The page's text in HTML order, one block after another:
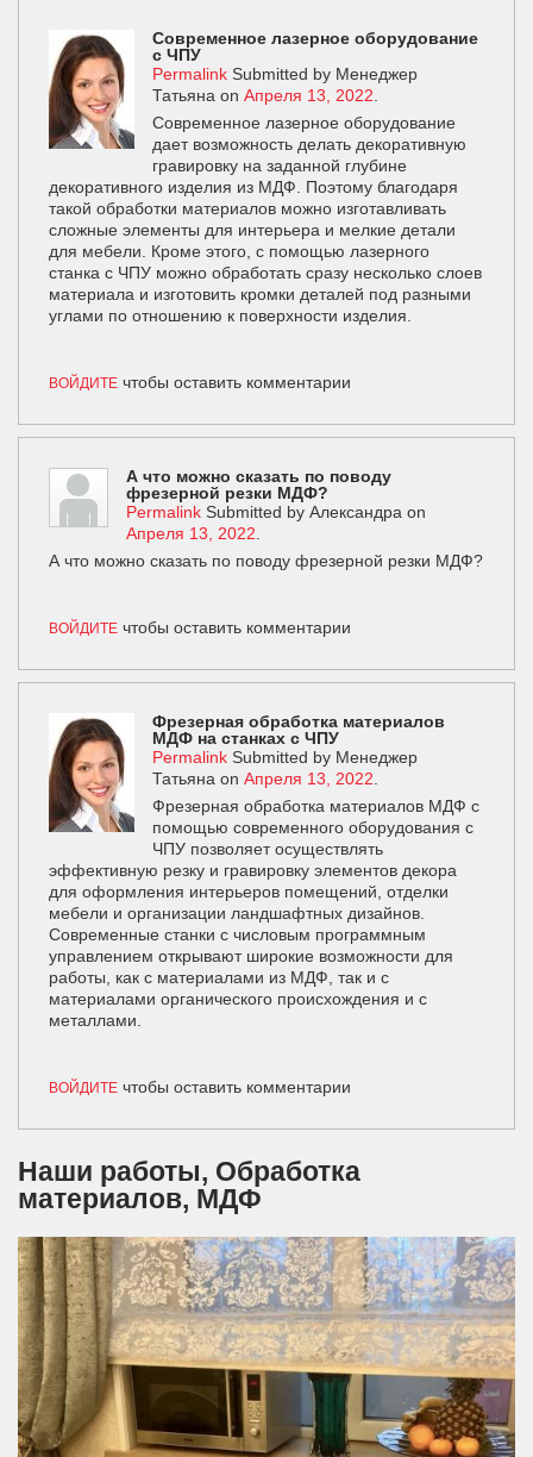
Современное лазерное оборудование
с ЧПУ
Permalink Submitted by Менеджер
Татьяна on Апреля 13, 2022
Современное лазерное оборудование
дает возможность делать декоративную
гравировку на заданной глубине
декоративного изделия из МДФ. Поэтому благодаря
такой обработки материалов можно изготавливать
сложные элементы для интерьера и мелкие детали
для мебели. Кроме этого, с помощью лазерного
станка с ЧПУ можно обработать сразу несколько слоев
материала и изготовить кромки деталей под разными
углами по отношению к поверхности изделия.
ВОЙДИТЕ чтобы оставить комментарии
А что можно сказать по поводу
фрезерной резки МДФ?
Permalink Submitted by Александра on
Апреля 13, 2022
А что можно сказать по поводу фрезерной резки МДФ?
ВОЙДИТЕ чтобы оставить комментарии
Фрезерная обработка материалов
МДФ на станках с ЧПУ
Permalink Submitted by Менеджер
Татьяна on Апреля 13, 2022
Фрезерная обработка материалов МДФ с
помощью современного оборудования с
ЧПУ позволяет осуществлять
эффективную резку и гравировку элементов декора
для оформления интерьеров помещений, отделки
мебели и организации ландшафтных дизайнов.
Современные станки с числовым программным
управлением открывают широкие возможности для
работы, как с материалами из МДФ, так и с
материалами органического происхождения и с
металлами.
ВОЙДИТЕ чтобы оставить комментарии
Наши работы, Обработка
материалов, МДФ